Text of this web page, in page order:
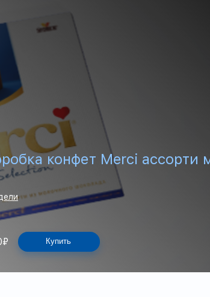
конфет Merci
₽ Купить